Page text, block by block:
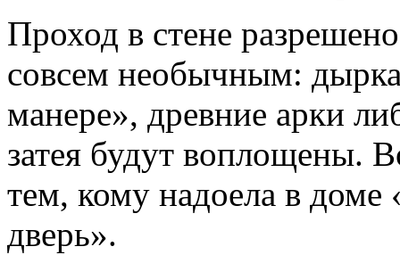
Проход в стене
совсем необычным:
манере», древние арки
затея будут воплощены.
тем, кому надоела в доме
дверь».